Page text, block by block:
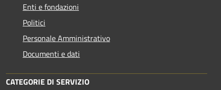
Enti e fondazioni
Politici
Personale Amministrativo
Documenti e dati
CATEGORIE DI SERVIZIO